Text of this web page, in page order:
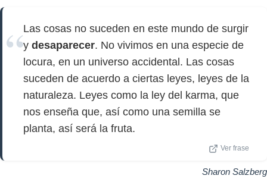
Las cosas no suceden en este mundo de surgir
y desaparecer. No vivimos en una especie de
locura, en un universo accidental. Las cosas
suceden de acuerdo a ciertas leyes, leyes de la
naturaleza. Leyes como la ley del karma, que
nos enseña que, así como una semilla se
planta, así será la fruta.
Ver frase
Sharon Salzberg